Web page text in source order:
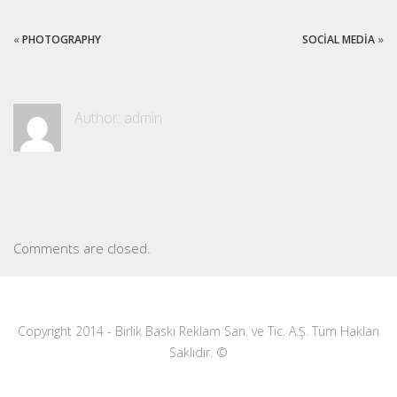
«PHOTOGRAPHY SOCIAL MEDIA »
Author: admin
Comments are closed.
Copyright 2014 - Birlik Baskı Reklam San. ve Tic. A.Ş. Tüm Hakları
Saklıdır. ©